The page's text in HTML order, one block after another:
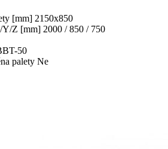
[mm] 2150x850
Y/Z [mm] 2000 / 850 / 750
50
palety Ne